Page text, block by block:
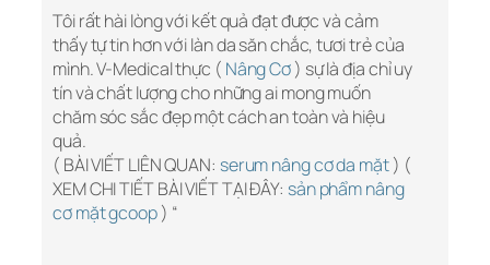
Tôi rất hài lòng với kết quả đạt được và cảm
thấy tự tin hơn với làn da săn chắc, tươi trẻ của
mình. V-Medical thực ( Nâng Cơ) sự là địa chỉ uy
tín và chất lượng cho những ai mong muốn
chăm sóc sắc đẹp một cách an toàn và hiệu
quả.
( BÀI VIẾT LIÊN QUAN: serum nâng cơ da mặt) (
XEM CHI TIẾT BÀI VIẾT TẠI ĐÂY: sản phẩm nâng
cơ mặt gcoop) “